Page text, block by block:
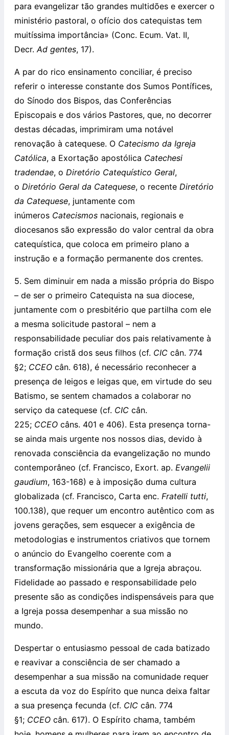
para evangelizar tão grandes multidões e exercer o
ministério pastoral, o ofício dos catequistas tem
muitíssima importância» (Conc. Ecum. Vat. II,
Decr.Ad gentes, 17).
A par do rico ensinamento conciliar, é preciso
referir o interesse constante dos Sumos Pontífices,
do Sínodo dos Bispos, das Conferências
Episcopais e dos vários Pastores, que, no decorrer
destas décadas, imprimiram uma notável
renovação à catequese. O Catecismo da Igreja
Católica, a Exortação apostólica Catechesi
tradendae, o Diretório Catequístico Geral,
o Diretório Geral da Catequese, o recente Diretório
da Catequese, juntamente com
inúmeros Catecismos nacionais, regionais e
diocesanos são expressão do valor central da obra
catequística, que coloca em primeiro plano a
instrução e a formação permanente dos crentes.
5. Sem diminuir em nada a missão própria do Bispo
– de ser o primeiro Catequista na sua diocese,
juntamente com o presbitério que partilha com ele
a mesma solicitude pastoral – nem a
responsabilidade peculiar dos pais relativamente à
formação cristã dos seus filhos (cf. CIC cân. 774
§2; CCEO cân. 618), é necessário reconhecer a
presença de leigos e leigas que, em virtude do seu
Batismo, se sentem chamados a colaborar no
serviço da catequese (cf. CIC cân.
225; CCEO câns. 401 e 406). Esta presença torna-
se ainda mais urgente nos nossos dias, devido à
renovada consciência da evangelização no mundo
contemporâneo (cf. Francisco, Exort. ap. Evangelii
gaudium, 163-168) e à imposição duma cultura
globalizada (cf. Francisco, Carta enc. Fratelli tutti,
100.138), que requer um encontro autêntico com as
jovens gerações, sem esquecer a exigência de
metodologias e instrumentos criativos que tornem
o anúncio do Evangelho coerente com a
transformação missionária que a Igreja abraçou.
Fidelidade ao passado e responsabilidade pelo
presente são as condições indispensáveis para que
a Igreja possa desempenhar a sua missão no
mundo.
Despertar o entusiasmo pessoal de cada batizado
e reavivar a consciência de ser chamado a
desempenhar a sua missão na comunidade requer
a escuta da voz do Espírito que nunca deixa faltar
a sua presença fecunda (cf. CIC cân. 774
§1; CCEO cân. 617). O Espírito chama, também